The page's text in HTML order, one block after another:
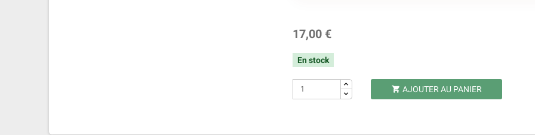
17,00 €
En stock
 AJOUTER AU PANIER